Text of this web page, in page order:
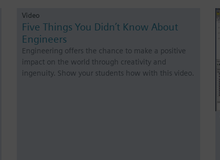
Video
Five Things You Didn’t Know About
Engineers
Engineering offers the chance to make a positive
impact on the world through creativity and
ingenuity. Show your students how with this video.